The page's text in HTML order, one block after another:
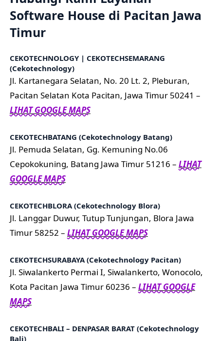
Software House di Pacitan Jawa
Timur
CEKOTECHNOLOGY | CEKOTECHSEMARANG
(Cekotechnology)
Jl. Kartanegara Selatan, No. 20 Lt. 2, Pleburan,
Pacitan Selatan Kota Pacitan, Jawa Timur 50241 –
LIHAT GOOGLE MAPS
CEKOTECHBATANG (Cekotechnology Batang)
Jl. Pemuda Selatan, Gg. Kemuning No.06
Cepokokuning, Batang Jawa Timur 51216 – LIHAT
GOOGLE MAPS
CEKOTECHBLORA (Cekotechnology Blora)
Jl. Langgar Duwur, Tutup Tunjungan, Blora Jawa
Timur 58252 – LIHAT GOOGLE MAPS
CEKOTECHSURABAYA (Cekotechnology Pacitan)
Jl. Siwalankerto Permai I, Siwalankerto, Wonocolo,
Kota Pacitan Jawa Timur 60236 – LIHAT GOOGLE
MAPS
CEKOTECHBALI – DENPASAR BARAT (Cekotechnology
Bali)